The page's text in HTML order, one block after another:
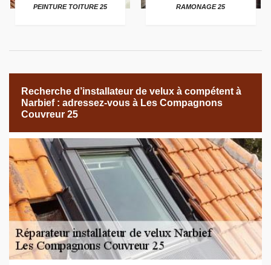
PEINTURE TOITURE 25 RAMONAGE 25
Recherche d’installateur de velux à compétent à
Narbief : adressez-vous à Les Compagnons
Couvreur 25